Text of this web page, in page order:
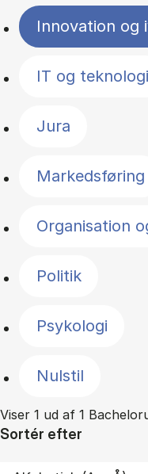
Innovation
IT og teknologi
Jura
Markedsføring
Organisation
Politik
Psykologi
Nulstil
Viser 1 ud af 1
Sortér efter